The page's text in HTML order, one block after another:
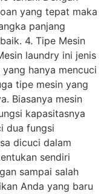
yang tepat maka
panjang
4. Tipe Mesin
laundry ini jenis
hanya mencuci
tipe mesin yang
Biasanya mesin
kapasitasnya
dua fungsi
dicuci dalam
sendiri
sampai salah
Anda yang baru